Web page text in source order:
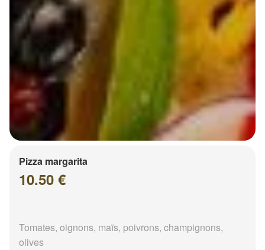
Pizza margarita
10.50 €
Tomates, oignons, maïs, poivrons, champignons,
olives